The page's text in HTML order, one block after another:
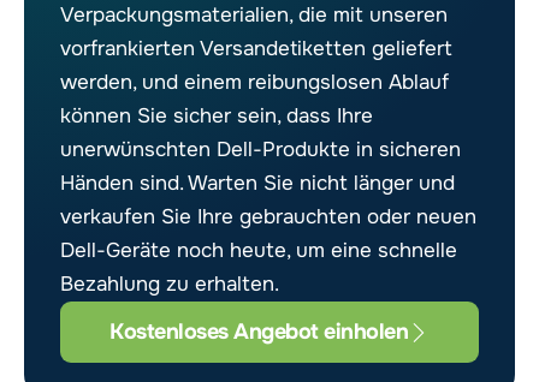
Verpackungsmaterialien, die mit unseren
vorfrankierten Versandetiketten geliefert
werden, und einem reibungslosen Ablauf
können Sie sicher sein, dass Ihre
unerwünschten Dell-Produkte in sicheren
Händen sind. Warten Sie nicht länger und
verkaufen Sie Ihre gebrauchten oder neuen
Dell-Geräte noch heute, um eine schnelle
Bezahlung zu erhalten.
Kostenloses Angebot einholen